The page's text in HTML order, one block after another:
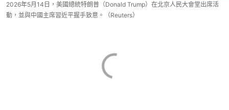
2026年5月14日，美國總統特朗普（Donald Trump）在北京人民大會堂出席活
動，並與中國主席習近平握手致意。（Reuters）